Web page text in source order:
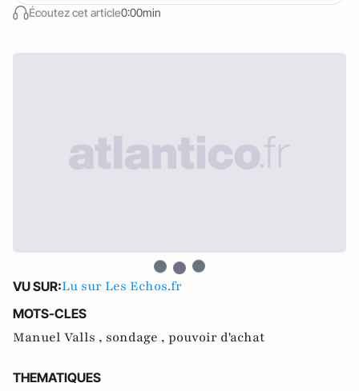
Écoutez cet article0:00min
VU SUR:Lu sur Les Echos.fr
MOTS-CLES
Manuel Valls , sondage , pouvoir d'achat
THEMATIQUES